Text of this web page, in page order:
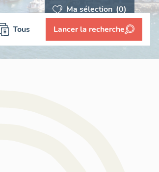
Ma sélection (0)
Tous Lancer la recherche